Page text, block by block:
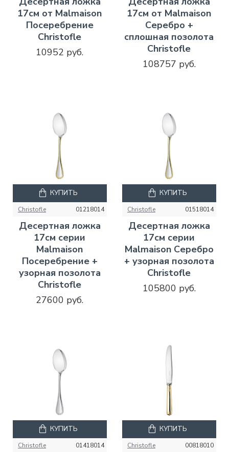
17см от Malmaison
Посеребрение
Christofle
10952 руб.
17см от Malmaison
Серебро +
сплошная позолота
Christofle
108757 руб.
Christofle 01218014
Десертная ложка
17см серии
Malmaison
Посеребрение +
узорная позолота
Christofle
27600 руб.
КУПИТЬ
Christofle 01518014
Десертная ложка
17см серии
Malmaison Серебро
+ узорная позолота
Christofle
105800 руб.
КУПИТЬ
Christofle 01418014
КУПИТЬ
Christofle 00818010
КУПИТЬ